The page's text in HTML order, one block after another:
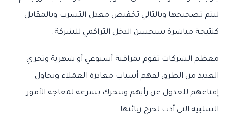
ليتم تصحيحها وبالتالي تخفيض معدل التسرب وبالمقابل
كنتيجة مباشرة سيحسن الدخل التراكمي للشركة.
معظم الشركات تقوم بمراقبة أسبوعي أو شهرية وتجري
العديد من الطرق لفهم أسباب مغادرة العملاء وتحاول
إقناعهم للعدول عن رأيهم وتتحرك بسرعة لمعاجة الأمور
السلبية التي أدت لخرج زبائنها.